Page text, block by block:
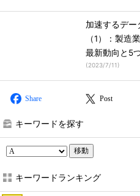
加速するデー
（1）：製造
最新動向と5
(2023/7/11)
Share Post
キーワードを探す
移動
キーワードランキング